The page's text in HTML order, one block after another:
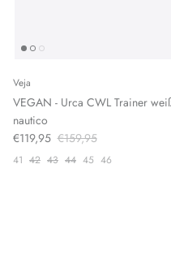
Veja
VEGAN - Urca CWL Trainer
nautico
€119,95 €159,95
41 42 43 44 45 46